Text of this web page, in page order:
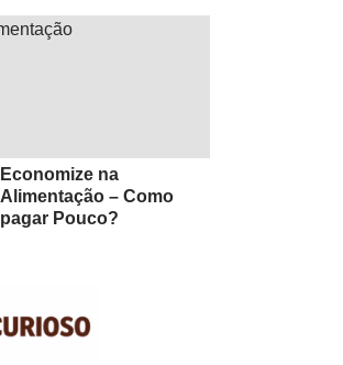
Economize na
Alimentação – Como
pagar Pouco?